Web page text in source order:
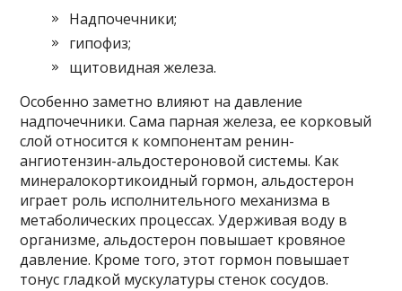
Надпочечники;
гипофиз;
щитовидная железа.
Особенно заметно влияют на давление
надпочечники. Сама парная железа, ее корковый
слой относится к компонентам ренин-
ангиотензин-альдостероновой системы. Как
минералокортикоидный гормон, альдостерон
играет роль исполнительного механизма в
метаболических процессах. Удерживая воду в
организме, альдостерон повышает кровяное
давление. Кроме того, этот гормон повышает
тонус гладкой мускулатуры стенок сосудов.